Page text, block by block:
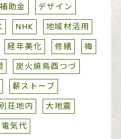
助金
デザイン
NHK
地域材活用
経年美化 修繕
梅
炭火焼鳥酉つづ
薪ストーブ
荘地内
大地震
電気代